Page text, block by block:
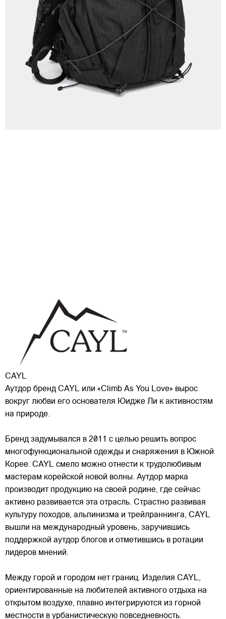
CAYL
Аутдор бренд CAYL или «Climb As You Love» вырос
вокруг любви его основателя Юидже Ли к активностям
на природе.
Бренд задумывался в 2011 с целью решить вопрос
многофункциональной одежды и снаряжения в Южной
Корее. CAYL смело можно отнести к трудолюбивым
мастерам корейской новой волны. Аутдор марка
производит продукцию на своей родине, где сейчас
активно развивается эта отрасль. Страстно развивая
культуру походов, альпинизма и трейлраннинга, CAYL
вышли на международный уровень, заручившись
поддержкой аутдор блогов и отметившись в ротации
лидеров мнений.
Между горой и городом нет границ. Изделия CAYL,
ориентированные на любителей активного отдыха на
открытом воздухе, плавно интегрируются из горной
местности в урбанистическую повседневность.